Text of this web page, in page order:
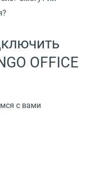
OFFICE
с вами